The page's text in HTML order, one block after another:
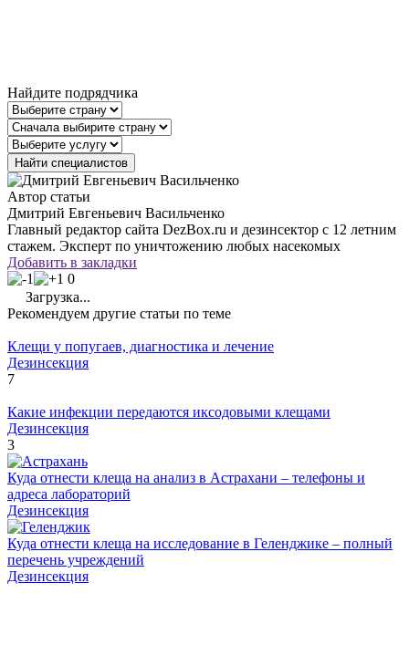
Найдите подрядчика
Автор статьи
Дмитрий Евгеньевич Васильченко
Главный редактор сайта DezBox.ru и дезинсектор с 12 летним
стажем. Эксперт по уничтожению любых насекомых
Добавить в закладки
0
Загрузка...
Рекомендуем другие статьи по теме
Клещи у попугаев, диагностика и лечение
Дезинсекция
7
Какие инфекции передаются иксодовыми клещами
Дезинсекция
3
Куда отнести клеща на анализ в Астрахани – телефоны и
адреса лабораторий
Дезинсекция
Куда отнести клеща на исследование в Геленджике – полный
перечень учреждений
Дезинсекция